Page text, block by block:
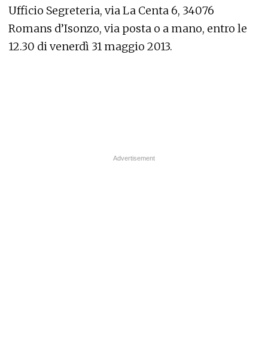
Ufficio Segreteria, via La Centa 6, 34076
Romans d’Isonzo, via posta o a mano, entro le
12.30 di venerdì 31 maggio 2013.